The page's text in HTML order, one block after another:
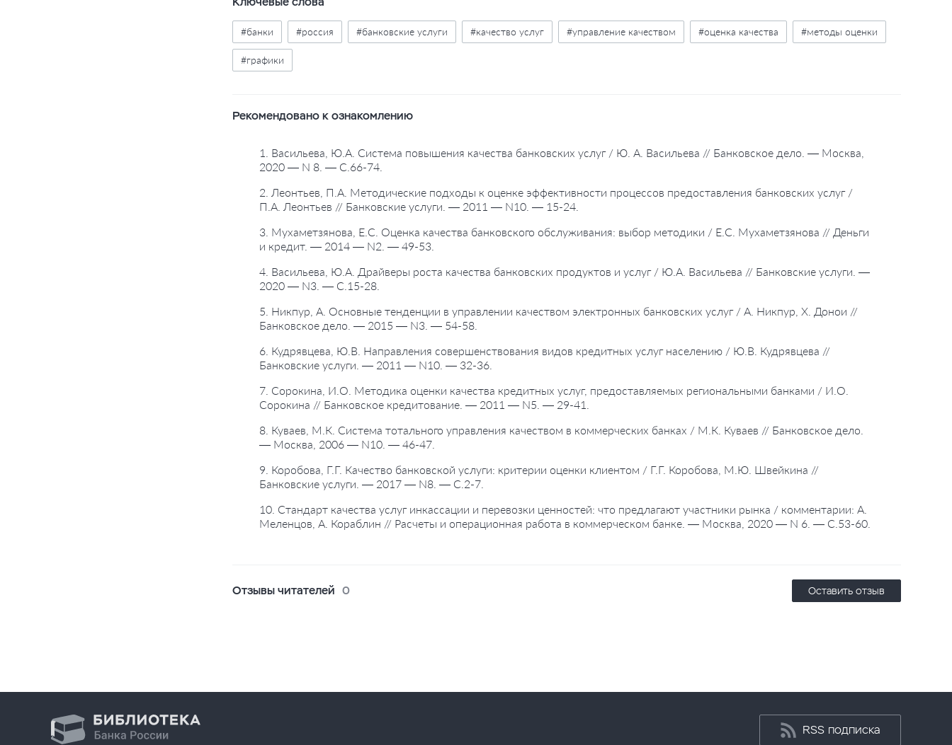
#банки #россия #банковские услуги #качество услуг #управление качеством #оценка качества #методы оценки
#графики
Рекомендовано к ознакомлению
1. Васильева, Ю.А. Система повышения качества банковских услуг / Ю. А. Васильева // Банковское дело. — Москва,
2020 — N 8. — С.66-74.
2. Леонтьев, П.А. Методические подходы к оценке эффективности процессов предоставления банковских услуг /
П.А. Леонтьев // Банковские услуги. — 2011 — N10. — 15-24.
3. Мухаметзянова, Е.С. Оценка качества банковского обслуживания: выбор методики / Е.С. Мухаметзянова // Деньги
и кредит. — 2014 — N2. — 49-53.
4. Васильева, Ю.А. Драйверы роста качества банковских продуктов и услуг / Ю.А. Васильева // Банковские услуги. —
2020 — N3. — С.15-28.
5. Никпур, А. Основные тенденции в управлении качеством электронных банковских услуг / А. Никпур, Х. Донои //
Банковское дело. — 2015 — N3. — 54-58.
6. Кудрявцева, Ю.В. Направления совершенствования видов кредитных услуг населению / Ю.В. Кудрявцева //
Банковские услуги. — 2011 — N10. — 32-36.
7. Сорокина, И.О. Методика оценки качества кредитных услуг, предоставляемых региональными банками / И.О.
Сорокина // Банковское кредитование. — 2011 — N5. — 29-41.
8. Куваев, М.К. Система тотального управления качеством в коммерческих банках / М.К. Куваев // Банковское дело.
— Москва, 2006 — N10. — 46-47.
9. Коробова, Г.Г. Качество банковской услуги: критерии оценки клиентом / Г.Г. Коробова, М.Ю. Швейкина //
Банковские услуги. — 2017 — N8. — С.2-7.
10. Стандарт качества услуг инкассации и перевозки ценностей: что предлагают участники рынка / комментарии: А.
Меленцов, А. Кораблин // Расчеты и операционная работа в коммерческом банке. — Москва, 2020 — N 6. — С.53-60.
Отзывы читателей 0 Оставить отзыв
RSS подписка